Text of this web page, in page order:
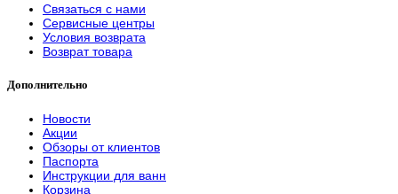
Связаться с нами
Сервисные центры
Условия возврата
Возврат товара
Дополнительно
Новости
Акции
Обзоры от клиентов
Паспорта
Инструкции для ванн
Корзина